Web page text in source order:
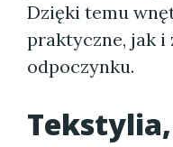
Dzięki temu
praktyczne, jak i
odpoczynku.